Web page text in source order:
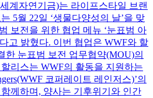
계자연기금)는 라이프스타일 브랜
5월 22일 ‘생물다양성의 날’을 맞
보전을 위한 협업 메뉴 ‘눈표범 아
고 밝혔다. 이번 협업은 WWF와 할
한 눈표범 보전 업무협약(MOU)의
리스는 WWF의 활동을 지원하는
코퍼레이트 레인저스)’의
께하며, 양사는 기후위기와 인간